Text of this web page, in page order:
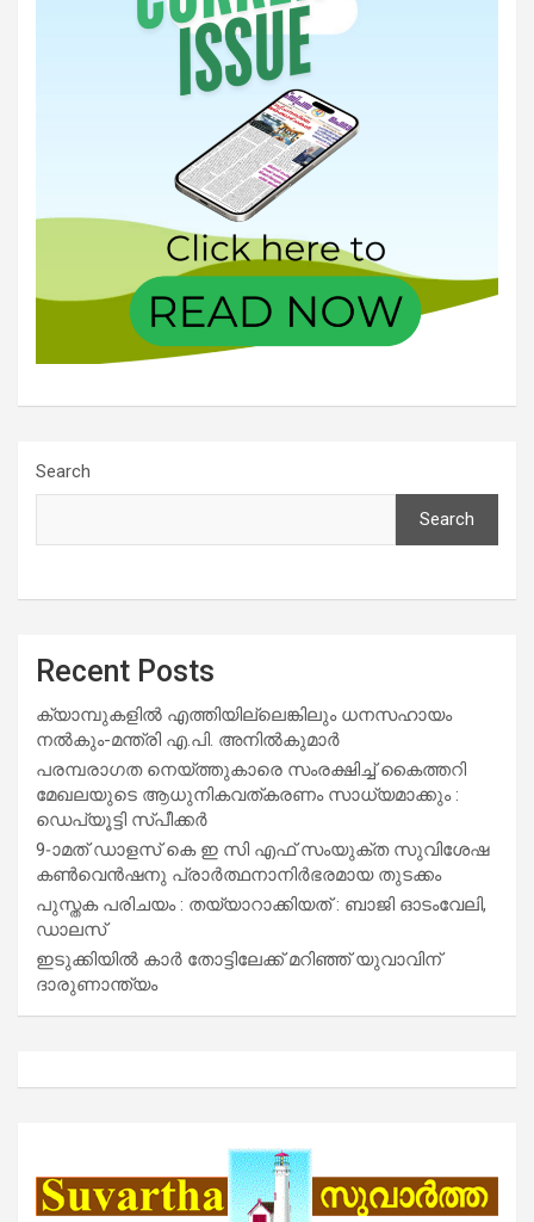
Search
Search
Recent Posts
ക്യാമ്പുകളിൽ എത്തിയില്ലെങ്കിലും ധനസഹായം
നൽകും-മന്ത്രി എ.പി. അനിൽകുമാർ
പരമ്പരാഗത നെയ്ത്തുകാരെ സംരക്ഷിച്ച് കൈത്തറി
മേഖലയുടെ ആധുനികവത്കരണം സാധ്യമാക്കും :
ഡെപ്യൂട്ടി സ്പീക്കർ
9-ാമത് ഡാളസ് കെ ഇ സി എഫ് സംയുക്ത സുവിശേഷ
കൺവെൻഷനു പ്രാർത്ഥനാനിർഭരമായ തുടക്കം
പുസ്തക പരിചയം : തയ്യാറാക്കിയത് : ബാജി ഓടംവേലി,
ഡാലസ്
ഇടുക്കിയിൽ കാർ തോട്ടിലേക്ക് മറിഞ്ഞ് യുവാവിന്
ദാരുണാന്ത്യം